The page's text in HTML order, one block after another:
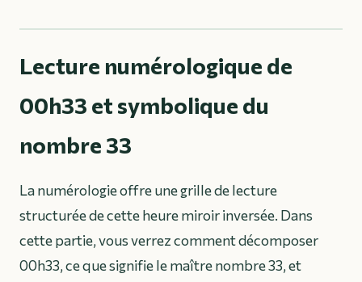
Lecture numérologique de
00h33 et symbolique du
nombre 33
La numérologie offre une grille de lecture
structurée de cette heure miroir inversée. Dans
cette partie, vous verrez comment décomposer
00h33, ce que signifie le maître nombre 33, et